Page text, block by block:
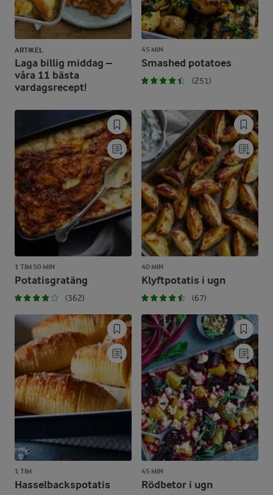
ARTIKEL
Laga billig middag –
våra 11 bästa
vardagsrecept!
45 MIN
Smashed potatoes
(251)
1 TIM 50 MIN
Potatisgratäng
(362)
40 MIN
Klyftpotatis i ugn
(67)
1 TIM
Hasselbackspotatis
45 MIN
Rödbetor i ugn